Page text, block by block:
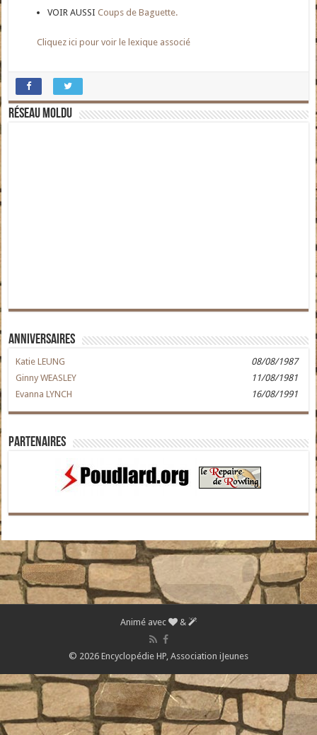
VOIR AUSSICoups de Baguette.
Cliquez ici pour voir le lexique associé
Réseau moldu
Anniversaires
Katie LEUNG
08/08/1987
Ginny WEASLEY
11/08/1981
Evanna LYNCH
16/08/1991
Partenaires
Animé avec &
© 2026 Encyclopédie HP, Association iJeunes